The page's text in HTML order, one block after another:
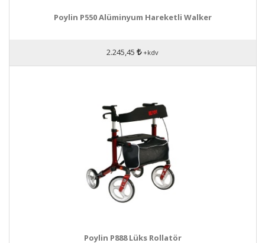
Poylin P550 Alüminyum Hareketli Walker
2.245,45 +kdv
Poylin P888 Lüks Rollatör